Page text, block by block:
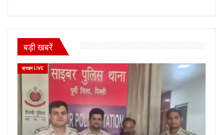
बड़ी खबरें
क्राइम LIVE